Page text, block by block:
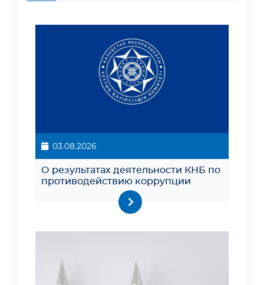
03.08.2026
О результатах деятельности КНБ по
противодействию коррупции